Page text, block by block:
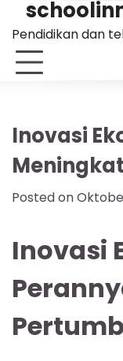
content
Pendidikan dan
Inovasi
Posted on
Inovasi